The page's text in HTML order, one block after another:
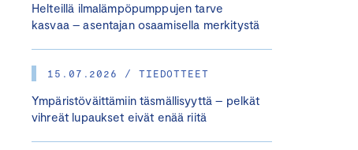
Helteillä ilmalämpöpumppujen tarve
kasvaa – asentajan osaamisella merkitystä
15.07.2026 / TIEDOTTEET
Ympäristöväittämiin täsmällisyyttä – pelkät
vihreät lupaukset eivät enää riitä